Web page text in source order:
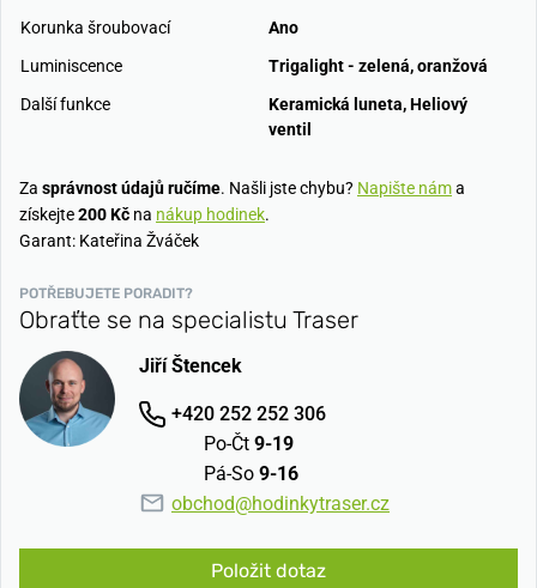
Korunka šroubovací
Ano
Luminiscence
Trigalight - zelená, oranžová
Další funkce
Keramická luneta, Heliový
ventil
Za správnost údajů ručíme. Našli jste chybu? Napište náma
získejte200 Kč na nákup hodinek.
Garant: Kateřina Žváček
POTŘEBUJETE PORADIT?
Obraťte se na specialistu Traser
Jiří Štencek
+420 252 252 306
Po-Čt 9-19
Pá-So 9-16
obchod@hodinkytraser.cz
Položit dotaz